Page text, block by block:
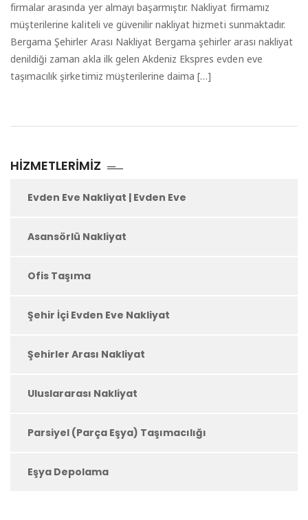
firmalar arasında yer almayı başarmıştır. Nakliyat firmamız
müşterilerine kaliteli ve güvenilir nakliyat hizmeti sunmaktadır.
Bergama Şehirler Arası Nakliyat Bergama şehirler arası nakliyat
denildiği zaman akla ilk gelen Akdeniz Ekspres evden eve
taşımacılık şirketimiz müşterilerine daima […]
HIZMETLERIMIZ
Evden Eve Nakliyat | Evden Eve
Asansörlü Nakliyat
Ofis Taşıma
Şehir İçi Evden Eve Nakliyat
Şehirler Arası Nakliyat
Uluslararası Nakliyat
Parsiyel (Parça Eşya) Taşımacılığı
Eşya Depolama